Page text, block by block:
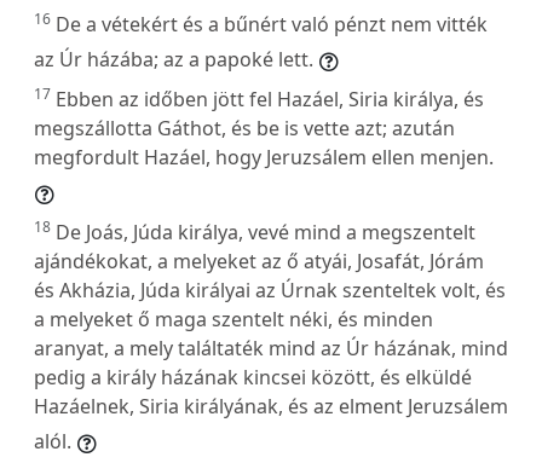
16 De a vétekért és a bűnért való pénzt nem vitték
az Úr házába; az a papoké lett.
17 Ebben az időben jött fel Hazáel, Siria királya, és
megszállotta Gáthot, és be is vette azt; azután
megfordult Hazáel, hogy Jeruzsálem ellen menjen.
18 De Joás, Júda királya, vevé mind a megszentelt
ajándékokat, a melyeket az ő atyái, Josafát, Jórám
és Akházia, Júda királyai az Úrnak szenteltek volt, és
a melyeket ő maga szentelt néki, és minden
aranyat, a mely találtaték mind az Úr házának, mind
pedig a király házának kincsei között, és elküldé
Hazáelnek, Siria királyának, és az elment Jeruzsálem
alól.